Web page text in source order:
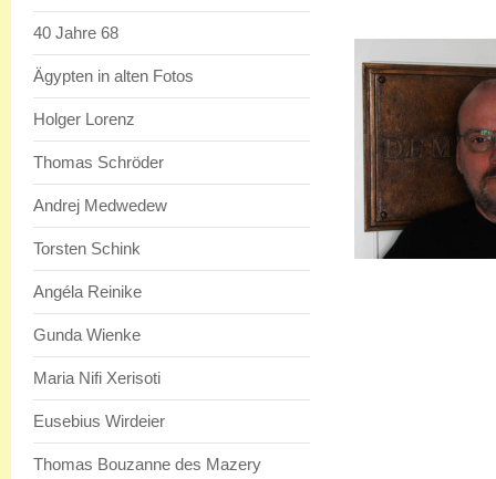
40 Jahre 68
Ägypten in alten Fotos
Holger Lorenz
Thomas Schröder
Andrej Medwedew
Torsten Schink
Angéla Reinike
Gunda Wienke
Maria Nifi Xerisoti
Eusebius Wirdeier
Thomas Bouzanne des Mazery